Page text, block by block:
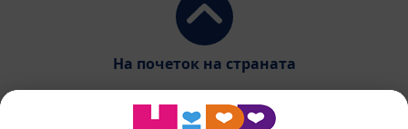
На почеток на страната